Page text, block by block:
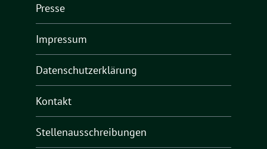
Presse
Impressum
Datenschutzerklärung
Kontakt
Stellenausschreibungen